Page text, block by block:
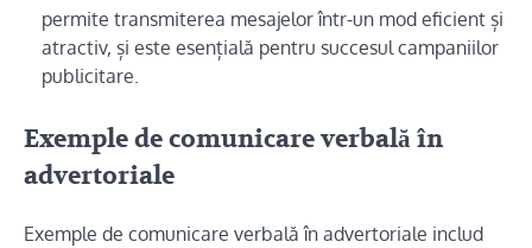
permite transmiterea mesajelor într-un mod eficient și
atractiv, și este esențială pentru succesul campaniilor
publicitare.
Exemple de comunicare verbală în
advertoriale
Exemple de comunicare verbală în advertoriale includ